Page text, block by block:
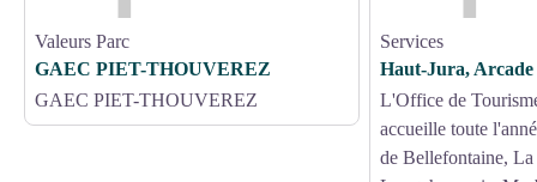
Valeurs Parc
GAEC PIET-THOUVEREZ
GAEC PIET-THOUVEREZ
Services
Haut-Jura,
L'Office de
accueille toute
de Bellefontaine,